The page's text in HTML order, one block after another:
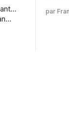
par